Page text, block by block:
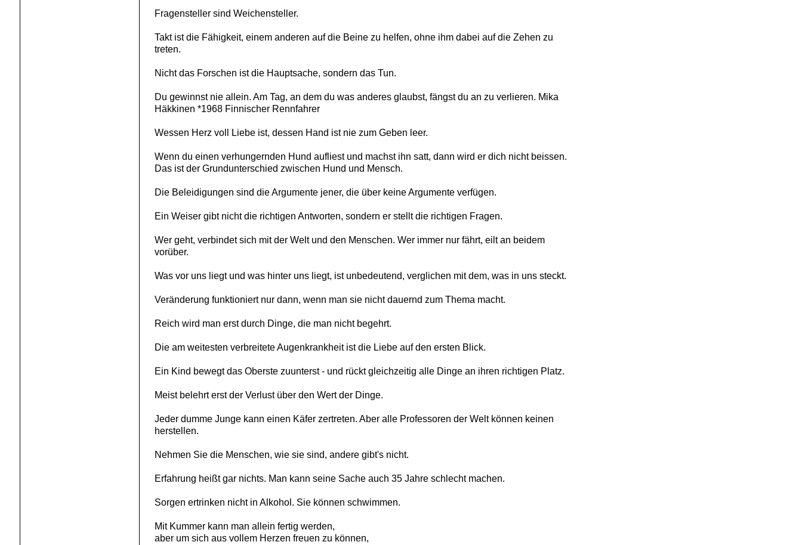
Fragensteller sind Weichensteller.
Takt ist die Fähigkeit, einem anderen auf die Beine zu helfen, ohne ihm dabei auf die Zehen zu
treten.
Nicht das Forschen ist die Hauptsache, sondern das Tun.
Du gewinnst nie allein. Am Tag, an dem du was anderes glaubst, fängst du an zu verlieren. Mika
Häkkinen *1968 Finnischer Rennfahrer
Wessen Herz voll Liebe ist, dessen Hand ist nie zum Geben leer.
Wenn du einen verhungernden Hund aufliest und machst ihn satt, dann wird er dich nicht beissen.
Das ist der Grundunterschied zwischen Hund und Mensch.
Die Beleidigungen sind die Argumente jener, die über keine Argumente verfügen.
Ein Weiser gibt nicht die richtigen Antworten, sondern er stellt die richtigen Fragen.
Wer geht, verbindet sich mit der Welt und den Menschen. Wer immer nur fährt, eilt an beidem
vorüber.
Was vor uns liegt und was hinter uns liegt, ist unbedeutend, verglichen mit dem, was in uns steckt.
Veränderung funktioniert nur dann, wenn man sie nicht dauernd zum Thema macht.
Reich wird man erst durch Dinge, die man nicht begehrt.
Die am weitesten verbreitete Augenkrankheit ist die Liebe auf den ersten Blick.
Ein Kind bewegt das Oberste zuunterst - und rückt gleichzeitig alle Dinge an ihren richtigen Platz.
Meist belehrt erst der Verlust über den Wert der Dinge.
Jeder dumme Junge kann einen Käfer zertreten. Aber alle Professoren der Welt können keinen
herstellen.
Nehmen Sie die Menschen, wie sie sind, andere gibt's nicht.
Erfahrung heißt gar nichts. Man kann seine Sache auch 35 Jahre schlecht machen.
Sorgen ertrinken nicht in Alkohol. Sie können schwimmen.
Mit Kummer kann man allein fertig werden,
aber um sich aus vollem Herzen freuen zu können,